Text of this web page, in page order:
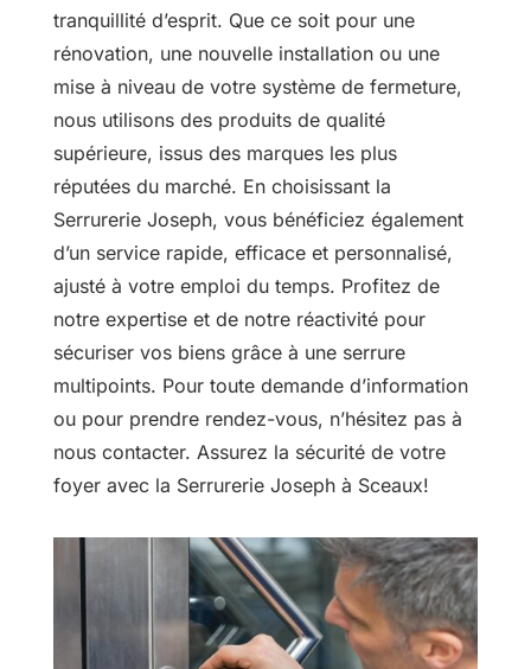
tranquillité d’esprit. Que ce soit pour une
rénovation, une nouvelle installation ou une
mise à niveau de votre système de fermeture,
nous utilisons des produits de qualité
supérieure, issus des marques les plus
réputées du marché. En choisissant la
Serrurerie Joseph, vous bénéficiez également
d’un service rapide, efficace et personnalisé,
ajusté à votre emploi du temps. Profitez de
notre expertise et de notre réactivité pour
sécuriser vos biens grâce à une serrure
multipoints. Pour toute demande d’information
ou pour prendre rendez-vous, n’hésitez pas à
nous contacter. Assurez la sécurité de votre
foyer avec la Serrurerie Joseph à Sceaux!